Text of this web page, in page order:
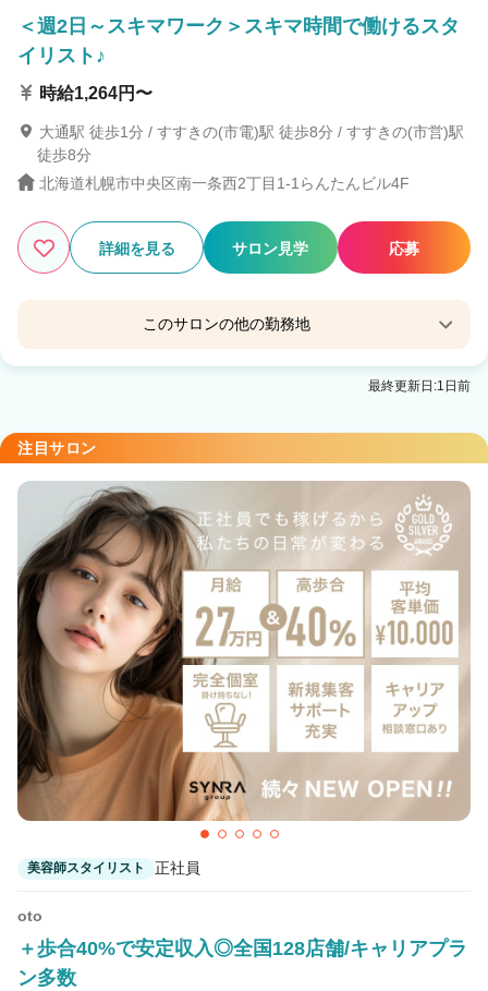
＜週2日～スキマワーク＞スキマ時間で働けるスタ
イリスト♪
時給1,264円〜
大通駅 徒歩1分 / すすきの(市電)駅 徒歩8分 / すすきの(市営)駅
徒歩8分
北海道札幌市中央区南一条西2丁目1-1らんたんビル4F
詳細を見る サロン見学 応募
このサロンの他の勤務地
Eleanor spa&treatment 札幌
最終更新日:1日前
注目サロン
美容師スタイリスト 正社員
oto
＋歩合40%で安定収入◎全国128店舗/キャリアプラ
ン多数